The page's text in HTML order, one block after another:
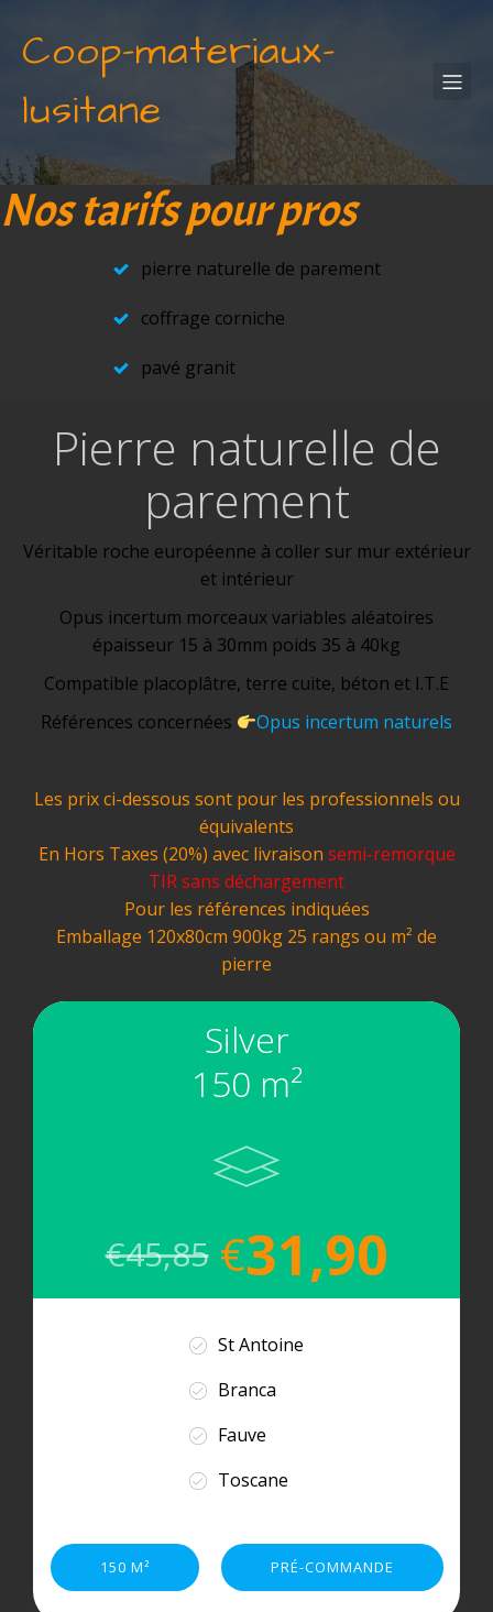
Coop-materiaux-
lusitane
Nos tarifs pour pros
pierre naturelle de parement
coffrage corniche
pavé granit
Pierre naturelle de
parement
Véritable roche européenne à coller sur mur extérieur
et intérieur
Opus incertum morceaux variables aléatoires
épaisseur 15 à 30mm poids 35 à 40kg
Compatible placoplâtre, terre cuite, béton et I.T.E
Références concernées
Opus incertum naturels
Les prix ci-dessous sont pour les professionnels ou
équivalents
En Hors Taxes (20%) avec livraison semi-remorque
TIRsans déchargement
Pour les références indiquées
Emballage 120x80cm 900kg 25 rangs ou m² de
pierre
Silver
150 m²
€45,85 €31,90
St Antoine
Branca
Fauve
Toscane
150 M² PRÉ-COMMANDE